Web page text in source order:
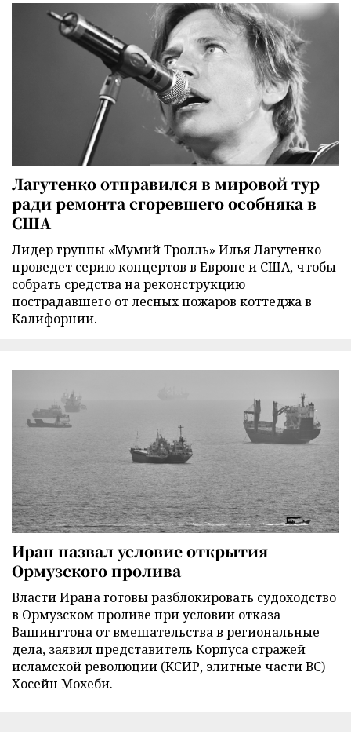
Лагутенко отправился в мировой тур
ради ремонта сгоревшего особняка в
США
Лидер группы «Мумий Тролль» Илья Лагутенко
проведет серию концертов в Европе и США, чтобы
собрать средства на реконструкцию
пострадавшего от лесных пожаров коттеджа в
Калифорнии.
Иран назвал условие открытия
Ормузского пролива
Власти Ирана готовы разблокировать судоходство
в Ормузском проливе при условии отказа
Вашингтона от вмешательства в региональные
дела, заявил представитель Корпуса стражей
исламской революции (КСИР, элитные части ВС)
Хосейн Мохеби.